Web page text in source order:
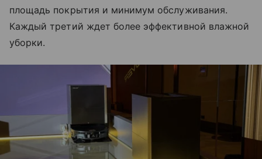
площадь покрытия и минимум обслуживания.
Каждый третий ждет более эффективной влажной
уборки.